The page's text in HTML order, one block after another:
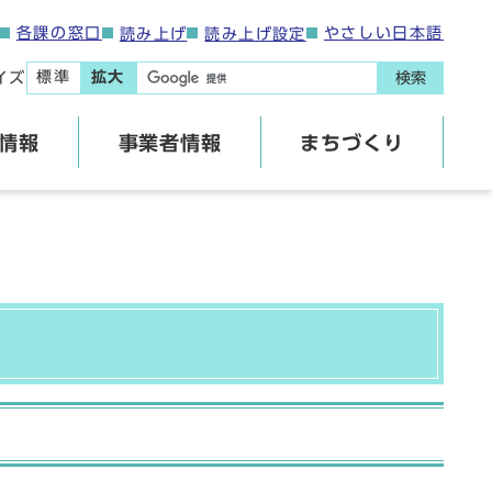
各課の窓口 読み上げ 読み上げ設定 やさしい日本語
ズ 標準 拡大 検索
報 事業者情報 まちづくり